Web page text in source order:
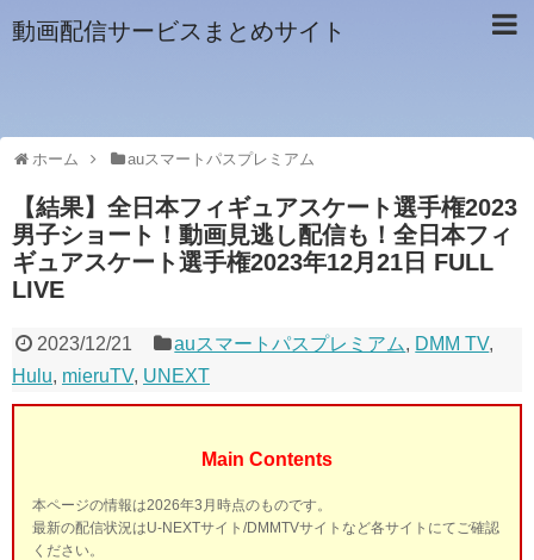
動画配信サービスまとめサイト
ホーム auスマートパスプレミアム
【結果】全日本フィギュアスケート選手権2023
男子ショート！動画見逃し配信も！全日本フィ
ギュアスケート選手権2023年12月21日 FULL
LIVE
2023/12/21 auスマートパスプレミアム, DMM TV,
Hulu, mieruTV, UNEXT
Main Contents
本ページの情報は2026年3月時点のものです。
最新の配信状況はU-NEXTサイト/DMMTVサイトなど各サイトにてご確認
ください。